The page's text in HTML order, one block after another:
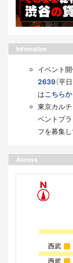
Infomation
イベント
2639（平
はこちら
東京カル
ベントプラ
フを募集し
Access